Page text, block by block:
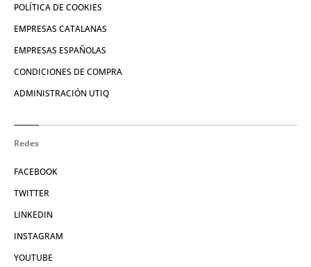
POLÍTICA DE COOKIES
EMPRESAS CATALANAS
EMPRESAS ESPAÑOLAS
CONDICIONES DE COMPRA
ADMINISTRACIÓN UTIQ
Redes
FACEBOOK
TWITTER
LINKEDIN
INSTAGRAM
YOUTUBE